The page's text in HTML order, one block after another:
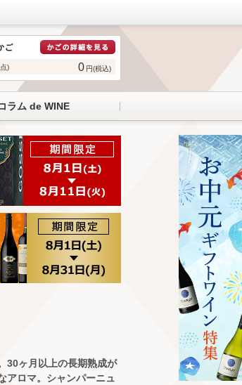
) 0 円(税込)
ラム de WINE
30ヶ月以上の長期熟成が
アロマ。シャンパーニュ